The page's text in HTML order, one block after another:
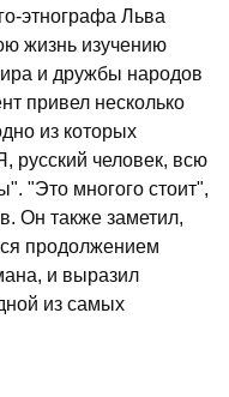
этнографа Льва
жизнь изучению
и дружбы народов
привел несколько
из которых
русский человек, всю
"Это многого стоит",
Он также заметил,
продолжением
и выразил
из самых